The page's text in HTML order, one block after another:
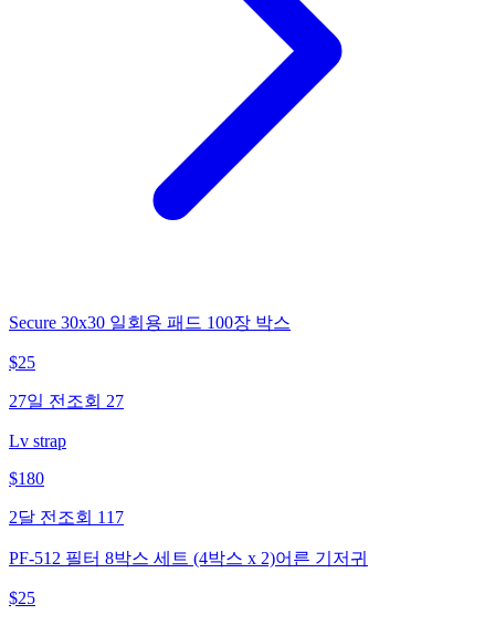
Secure 30x30 일회용 패드 100장 박스
$25
27일 전 조회 27
Lv strap
$180
2달 전 조회 117
PF-512 필터 8박스 세트 (4박스 x 2)어른 기저귀
$25